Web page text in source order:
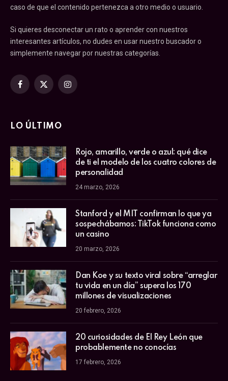
caso de que el contenido pertenezca a otro medio o usuario.
Si quieres desconectar un rato o aprender con nuestros
interesantes artículos, no dudes en usar nuestro buscador o
simplemente navegar por nuestras categorías.
Facebook
X
Instagram
LO ÚLTIMO
Rojo, amarillo, verde o azul: qué dice
de ti el modelo de los cuatro colores de
personalidad
24 marzo, 2026
Stanford y el MIT confirman lo que ya
sospechábamos: TikTok funciona como
un casino
20 marzo, 2026
Dan Koe y su texto viral sobre “arreglar
tu vida en un día” supera los 170
millones de visualizaciones
20 febrero, 2026
20 curiosidades de El Rey León que
probablemente no conocías
17 febrero, 2026